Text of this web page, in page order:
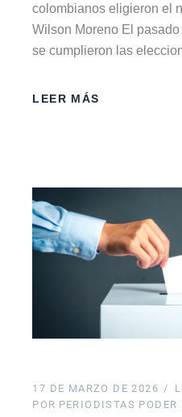
colombianos eligieron el
Wilson Moreno El
se cumplieron las
LEER MÁS
17 DE MARZO DE 2026
POR PERIODISTAS PODER